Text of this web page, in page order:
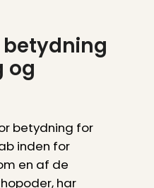
betydning
og
betydning for
inden for
en af de
har